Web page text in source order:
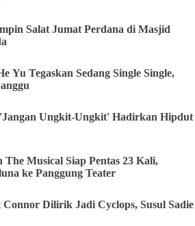
Salat Jumat Perdana di Masjid
Yu Tegaskan Sedang Single Single,
Ungkit-Ungkit' Hadirkan Hipdut
The Musical Siap Pentas 23 Kali,
ke Panggung Teater
Dilirik Jadi Cyclops, Susul Sadie